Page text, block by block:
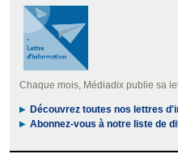
Chaque mois, Médiadix publie sa
Découvrez toutes nos lettres
Abonnez-vous à notre liste de